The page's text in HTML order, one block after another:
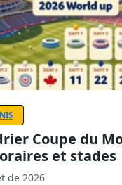
Coupe du
et stades
de 2026